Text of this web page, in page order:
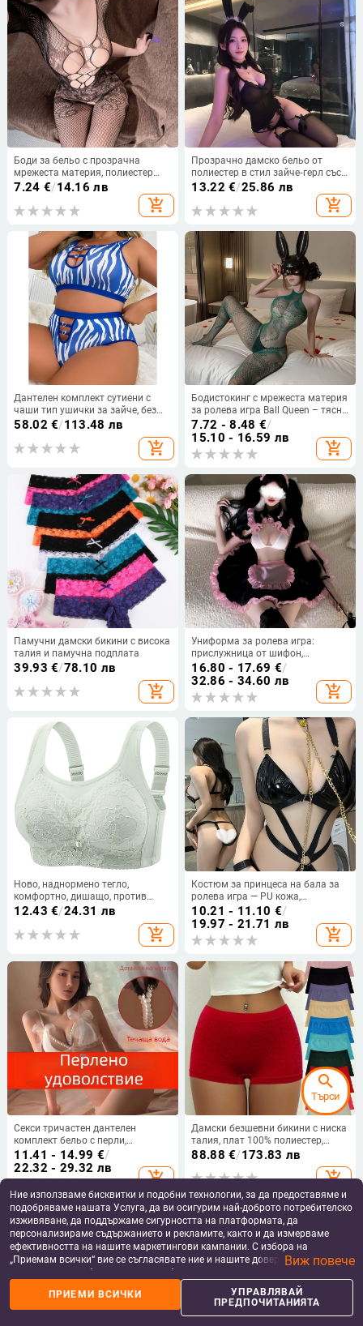
Боди за бельо с прозрачна
мрежеста материя, полиестер
80–90%, за жена, лято 2025,
7.24 €/14.16 лв
add_shopping_cart
Прозрачно дамско бельо от
полиестер в стил зайче‑герл със
чорапи
13.22 €/25.86 лв
add_shopping_cart
Дантелен комплект сутиени с
чаши тип ушички за зайче, без
оформени чашки, стягащ ефект,
58.02 €/113.48 лв
add_shopping_cart
Бодистокинг с мрежеста материя
за ролева игра Ball Queen – тясно
прилепнал, прозрачен полиестер
бельо
7.72 - 8.48 €/
15.10 - 16.59 лв
add_shopping_cart
Памучни дамски бикини с висока
талия и памучна подплата
39.93 €/78.10 лв
add_shopping_cart
Униформа за ролева игра:
прислужница от шифон,
полупрозрачна нощница,
полиестер 80–90%, за жена, лято
2025
16.80 - 17.69 €/
32.86 - 34.60 лв
add_shopping_cart
Ново, наднормено тегло,
комфортно, дишащо, против
бягане, леко, без тръбички, без
стоманени пръстени, красив гръб,
сутиен без стоманени пръстени
12.43 €/24.31 лв
add_shopping_cart
Костюм за принцеса на бала за
ролева игра — PU кожа,
полиестер, Night Fun
10.21 - 11.10 €/
19.97 - 21.71 лв
add_shopping_cart
Секси тричастен дантелен
комплект бельо с перли,
прозрачен дизайн и открита
интимна зона
11.41 - 14.99 €/
22.32 - 29.32 лв
add_shopping_cart
Дамски безшевни бикини с ниска
талия, плат 100% полиестер,
подплата чатала 100%
бамбукови влакна, плат флис,
Seamless
88.88 €/173.83 лв
add_shopping_cart
Ние използваме бисквитки и подобни технологии, за да предоставяме и
подобряваме нашата Услуга, да ви осигурим най-доброто потребителско
изживяване, да поддържаме сигурността на платформата, да
персонализираме съдържанието и рекламите, както и да измерваме
ефективността на нашите маркетингови кампании. С избора на
„Приемам всички“ вие се съгласявате ние и нашите доверени партньори
да съхраняваме бисквитки и подобни технологии на вашето устройство
за рекламни и аналитични цели. Можете по всяко време да управлявате
своите предпочитания, като натиснете „Управлявай предпочитанията“.
За повече информация, моля, вижте нашата
Виж повече
ПРИЕМИ ВСИЧКИ
УПРАВЛЯВАЙ
ПРЕДПОЧИТАНИЯТА
search
Търси